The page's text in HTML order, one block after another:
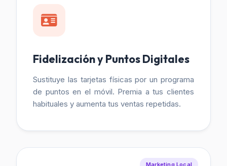
Fidelización y Puntos Digitales
Sustituye las tarjetas físicas por un programa
de puntos en el móvil. Premia a tus clientes
habituales y aumenta tus ventas repetidas.
Marketing Local